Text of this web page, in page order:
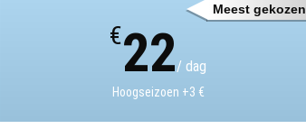
Meest gekozen
€22/ dag
Hoogseizoen +3 €